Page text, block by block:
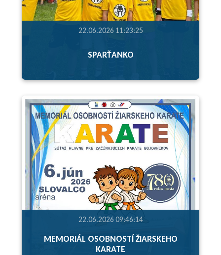
22.06.2026 11:23:25
SPARŤANKO
22.06.2026 09:46:14
MEMORIÁL OSOBNOSTÍ ŽIARSKEHO
KARATE